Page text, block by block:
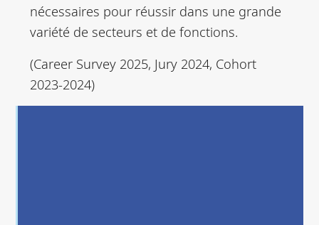
nécessaires pour réussir dans une grande
variété de secteurs et de fonctions.
(Career Survey 2025, Jury 2024, Cohort
2023-2024)